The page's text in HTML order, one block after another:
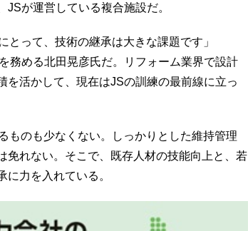
が運営している複合施設だ。
とって、技術の継承は大きな課題です」
務める北田晃彦氏だ。リフォーム業界で設計
を活かして、現在はJSの訓練の最前線に立っ
ものも少なくない。しっかりとした維持管理
免れない。そこで、既存人材の技能向上と、若
力を入れている。